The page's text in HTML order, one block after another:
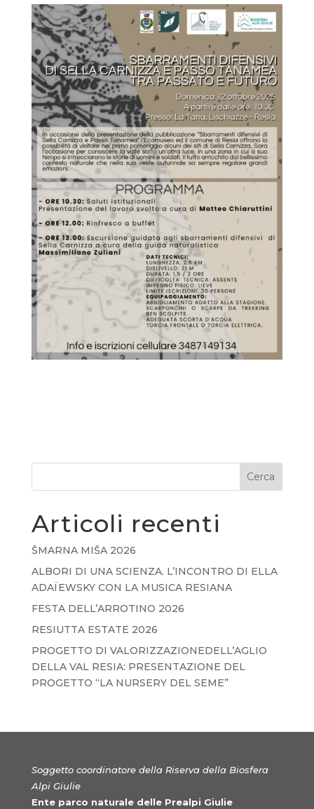
Cerca
Articoli recenti
ŠMARNA MIŠA 2026
ALBORI DI UNA SCIENZA. L’INCONTRO DI ELLA
ADAÏEWSKY CON LA MUSICA RESIANA
FESTA DELL’ARROTINO 2026
RESIUTTA ESTATE 2026
PROGETTO DI VALORIZZAZIONEDELL’AGLIO
DELLA VAL RESIA: PRESENTAZIONE DEL
PROGETTO “LA NURSERY DEL SEME”
Soggetto coordinatore della Riserva della Biosfera
Alpi Giulie
Ente parco naturale delle Prealpi Giulie